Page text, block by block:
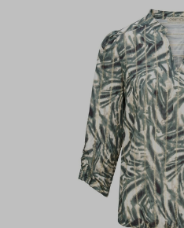
Menger
Mode